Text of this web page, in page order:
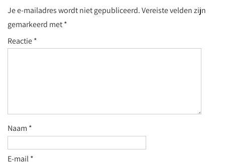
Je e-mailadres wordt niet gepubliceerd.Vereiste velden zijn
gemarkeerd met*
Reactie*
Naam *
E-mail*